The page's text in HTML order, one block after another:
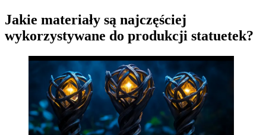
Jakie materiały są najczęściej
wykorzystywane do produkcji statuetek?